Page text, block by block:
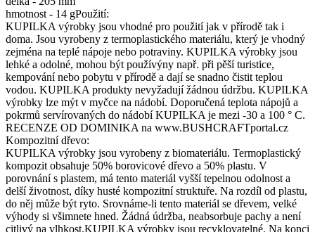
hmotnost - 14 gPoužití:
KUPILKA výrobky jsou vhodné pro použití jak v přírodě tak i
doma. Jsou vyrobeny z termoplastického materiálu, který je vhodný
zejména na teplé nápoje nebo potraviny. KUPILKA výrobky jsou
lehké a odolné, mohou být používýny např. při pěší turistice,
kempování nebo pobytu v přírodě a dají se snadno čistit teplou
vodou. KUPILKA produkty nevyžadují žádnou údržbu. KUPILKA
výrobky lze mýt v myčce na nádobí. Doporučená teplota nápojů a
pokrmů servírovaných do nádobí KUPILKA je mezi -30 a 100 ° C.
RECENZE OD DOMINIKA na www.BUSHCRAFTportal.cz
Kompozitní dřevo:
KUPILKA výrobky jsou vyrobeny z biomateriálu. Termoplastický
kompozit obsahuje 50% borovicové dřevo a 50% plastu. V
porovnání s plastem, má tento materiál vyšší tepelnou odolnost a
delší životnost, díky husté kompozitní struktuře. Na rozdíl od plastu,
do něj může být ryto. Srovnáme-li tento materiál se dřevem, velké
výhody si všimnete hned. Žádná údržba, neabsorbuje pachy a není
citlivý na vlhkost.KUPILKA výrobky jsou recyklovatelné. Na konci